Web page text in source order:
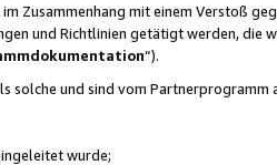
Zusammenhang mit einem Verstoß
und Richtlinien getätigt werden,
“).
und sind vom Partnerprogramm
wurde;